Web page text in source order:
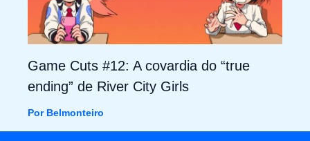
Game Cuts #12: A covardia do “true
ending” de River City Girls
Por Belmonteiro